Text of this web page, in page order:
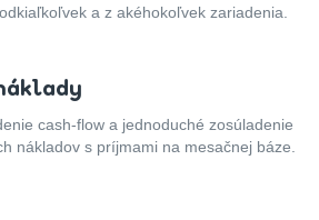
a z akéhokoľvek zariadenia.
cash-flow a jednoduché zosúladenie
nákladov s príjmami na mesačnej báze.